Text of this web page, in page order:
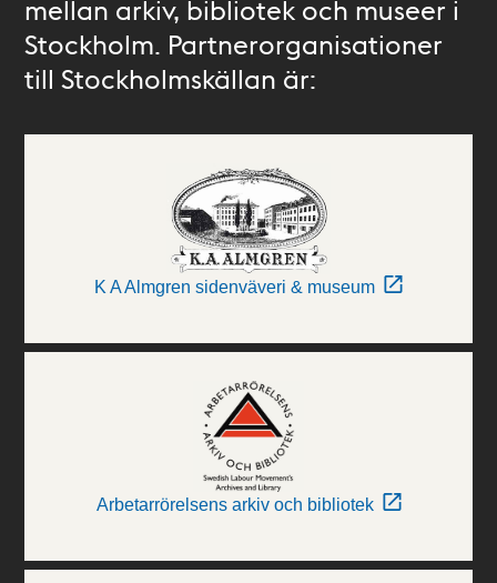
mellan arkiv, bibliotek och museer i
Stockholm. Partnerorganisationer
till Stockholmskällan är:
K A Almgren sidenväveri & museum
Arbetarrörelsens arkiv och bibliotek